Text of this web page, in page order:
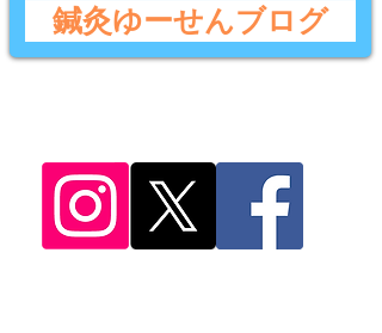
鍼灸ゆーせんブログ